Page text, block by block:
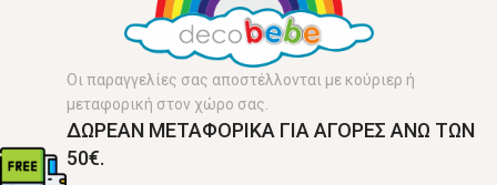
Οι παραγγελίες σας αποστέλλονται με κούριερ ή
μεταφορική στον χώρο σας.
ΔΩΡΕΑΝ ΜΕΤΑΦΟΡΙΚΑ ΓΙΑ ΑΓΟΡΕΣ ΑΝΩ ΤΩΝ
50€.